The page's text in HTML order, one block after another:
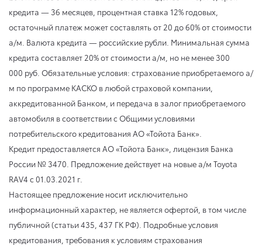
кредита — 36 месяцев, процентная ставка 12% годовых,
остаточный платеж может составлять от 20 до 60% от стоимости
а/м. Валюта кредита — российские рубли. Минимальная сумма
кредита составляет 20% от стоимости а/м, но не менее 300
000 руб. Обязательные условия: страхование приобретаемого а/
м по программе КАСКО в любой страховой компании,
аккредитованной Банком, и передача в залог приобретаемого
автомобиля в соответствии с Общими условиями
потребительского кредитования АО «Тойота Банк».
Кредит предоставляется АО «Тойота Банк», лицензия Банка
России № 3470. Предложение действует на новые а/м Toyota
RAV4 с 01.03.2021 г.
Настоящее предложение носит исключительно
информационный характер, не является офертой, в том числе
публичной (статьи 435, 437 ГК РФ). Подробные условия
кредитования, требования к условиям страхования